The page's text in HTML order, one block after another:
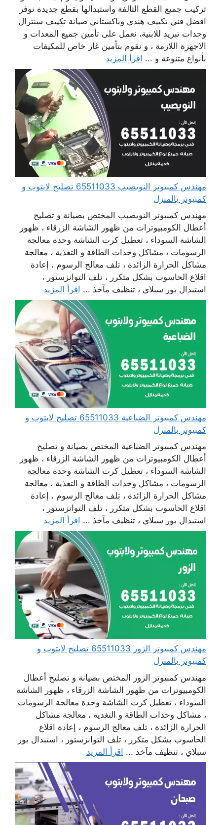
تركيب جميع القطع التالفة واستبدالها بقطع جديدة نوفر
افضل فني تكييف هندي وباكستاني صيانة تكييف سنترال
وحدات تبريد للابنية، نعمل على تأمين جميع المعدات و
الاجهزة اللازمة ، و نقوم بتأمين غاز خاص للمكيفات
بأنواع متنوعة و ... اقرأ المزيد
مهندس كمبيوتر النويصيب 65511033 تصليح لابتوب و
كمبيوتر بالمنزل
مهندس كمبيوتر النويصيب المختص بصيانة و تصليح
أعطال الكومبيوترات من ظهور الشاشة الزرقاء ، ظهور
الشاشة السوداء ، تعطيل كرت الشاشة وحدة معالجة
الرسومات ، مشاكل وحدات الطاقة و التغذية ، معالجة
مشاكل الحرارة الزائدة ، تلف معالج الرسوم ، إعادة
اقلاع الحاسوب بشكل متكرر ، تلف التوانزستور ،
استبدال بور سبلاي ، تنظيف مآخذ ... اقرأ المزيد
مهندس كمبيوتر الضباعية 65511033 تصليح لابتوب و
كمبيوتر بالمنزل
مهندس كمبيوتر الضباعية المختص بصيانة و تصليح
أعطال الكومبيوترات من ظهور الشاشة الزرقاء ، ظهور
الشاشة السوداء ، تعطيل كرت الشاشة وحدة معالجة
الرسومات ، مشاكل وحدات الطاقة و التغذية ، معالجة
مشاكل الحرارة الزائدة ، تلف معالج الرسوم ، إعادة
اقلاع الحاسوب بشكل متكرر ، تلف التوانزستور ،
استبدال بور سبلاي ، تنظيف مآخذ ... اقرأ المزيد
مهندس كمبيوتر الزور 65511033 تصليح لابتوب و
كمبيوتر بالمنزل
مهندس كمبيوتر الزور المختص بصيانة و تصليح أعطال
الكومبيوترات من ظهور الشاشة الزرقاء ، ظهور الشاشة
السوداء ، تعطيل كرت الشاشة وحدة معالجة الرسومات
، مشاكل وحدات الطاقة و التغذية ، معالجة مشاكل
الحرارة الزائدة ، تلف معالج الرسوم ، إعادة اقلاع
الحاسوب بشكل متكرر ، تلف التوانزستور ، استبدال بور
سبلاي ، تنظيف مآخذ ... اقرأ المزيد